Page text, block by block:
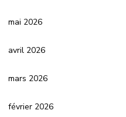
mai 2026
avril 2026
mars 2026
février 2026